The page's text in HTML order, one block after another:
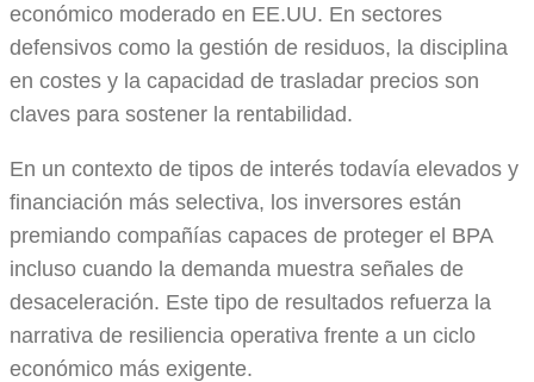
económico moderado en EE.UU. En sectores
defensivos como la gestión de residuos, la disciplina
en costes y la capacidad de trasladar precios son
claves para sostener la rentabilidad.
En un contexto de tipos de interés todavía elevados y
financiación más selectiva, los inversores están
premiando compañías capaces de proteger el BPA
incluso cuando la demanda muestra señales de
desaceleración. Este tipo de resultados refuerza la
narrativa de resiliencia operativa frente a un ciclo
económico más exigente.